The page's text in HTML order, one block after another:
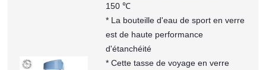
150 ℃
* La bouteille d'eau de sport en verre
est de haute performance
d'étanchéité
* Cette tasse de voyage en verre